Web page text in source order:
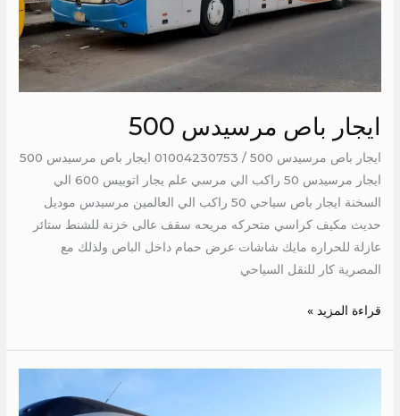
ايجار باص مرسيدس 500
ايجار باص مرسيدس 500 / 01004230753 ايجار باص مرسيدس 500
ايجار مرسيدس 50 راكب الي مرسي علم يجار اتوبيس 600 الي
السخنة ايجار باص سياحي 50 راكب الي العالمين مرسيدس موديل
حديث مكيف كراسي متحركه مريحه سقف عالى خزنة للشنط ستائر
عازلة للحراره مايك شاشات عرض حمام داخل الباص ولذلك مع
المصرية كار للنقل السياحي
قراءة المزيد »